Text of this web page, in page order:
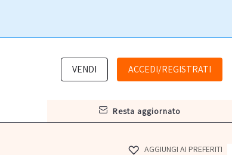
VENDI ACCEDI/REGISTRATI
resta aggiornato
AGGIUNGI AI PREFERITI